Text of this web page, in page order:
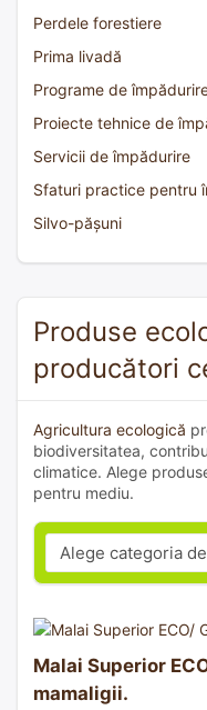
Perdele forestiere
Prima livadă
Programe de
Proiecte tehnice de
Servicii de împădurire
Sfaturi practice pentru
Silvo-pășuni
Produse
producători
Agricultura ecologică
biodiversitatea,
climatice. Alege
pentru mediu.
Malai Superior
mamaligii.